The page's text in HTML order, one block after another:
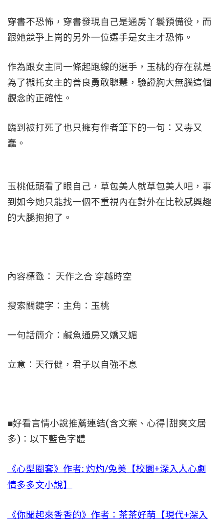
穿書不恐怖，穿書發現自己是通房丫鬟預備役，而
跟她競爭上崗的另外一位選手是女主才恐怖。
作為跟女主同一條起跑線的選手，玉桃的存在就是
為了襯托女主的善良勇敢聰慧，驗證胸大無腦這個
觀念的正確性。
臨到被打死了也只擁有作者筆下的一句：又毒又
蠢。
玉桃低頭看了眼自己，草包美人就草包美人吧，事
到如今她只能找一個不重視內在對外在比較感興趣
的大腿抱抱了。
內容標籤： 天作之合 穿越時空
搜索關鍵字：主角：玉桃
一句話簡介：鹹魚通房又嬌又媚
立意：天行健，君子以自強不息
■好看言情小說推薦連結(含文案、心得|甜爽文居
多)：以下藍色字體
《心型圈套》作者: 灼灼/兔美【校園+深入人心劇
情多多文小說】
《你聞起來香香的》作者：茶茶好萌【現代+深入